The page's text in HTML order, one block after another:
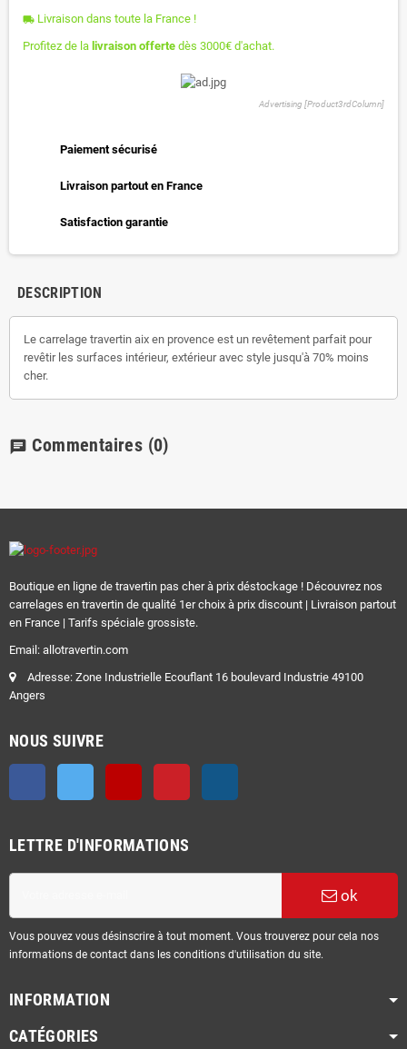
local_shipping Livraison dans toute la France !
Profitez de la livraison offerte dès 3000€ d'achat.
Advertising [Product3rdColumn]
Paiement sécurisé
Livraison partout en France
Satisfaction garantie
DESCRIPTION
Le carrelage travertin aix en provence est un revêtement parfait pour
revêtir les surfaces intérieur, extérieur avec style jusqu'à 70% moins
cher.
chat Commentaires (0)
Boutique en ligne de travertin pas cher à prix déstockage ! Découvrez nos
carrelages en travertin de qualité 1er choix à prix discount | Livraison partout
en France | Tarifs spéciale grossiste.
Email: allotravertin.com
Adresse: Zone Industrielle Ecouflant 16 boulevard Industrie 49100
Angers
NOUS SUIVRE
Facebook Twitter YouTube
LETTRE D'INFORMATIONS
ok
Vous pouvez vous désinscrire à tout moment. Vous trouverez pour cela nos
informations de contact dans les conditions d'utilisation du site.
INFORMATION
CATÉGORIES